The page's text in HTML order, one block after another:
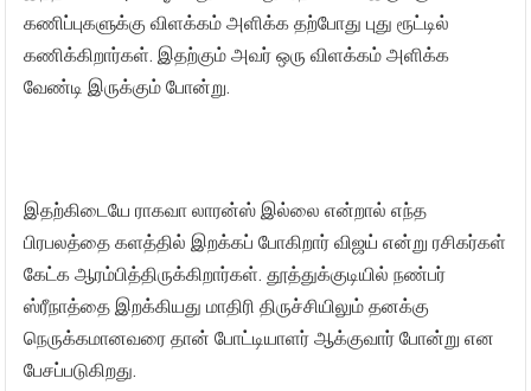
கணிப்புகளுக்கு விளக்கம் அளிக்க தற்போது புது ரூட்டில்
கணிக்கிறார்கள். இதற்கும் அவர் ஒரு விளக்கம் அளிக்க
வேண்டி இருக்கும் போன்று.
இதற்கிடையே ராகவா லாரன்ஸ் இல்லை என்றால் எந்த
பிரபலத்தை களத்தில் இறக்கப் போகிறார் விஜய் என்று ரசிகர்கள்
கேட்க ஆரம்பித்திருக்கிறார்கள். தூத்துக்குடியில் நண்பர்
ஸ்ரீநாத்தை இறக்கியது மாதிரி திருச்சியிலும் தனக்கு
நெருக்கமானவரை தான் போட்டியாளர் ஆக்குவார் போன்று என
பேசப்படுகிறது.